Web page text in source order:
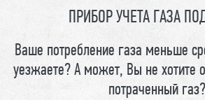
ПРИБОР УЧЕТА ГАЗА
Ваше потребление газа меньше
уезжаете? А может, Вы не хотите
потраченный газ?